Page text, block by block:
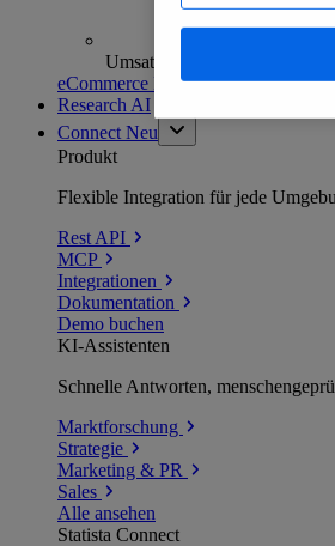
Umsatzanalysen und -
eCommerce Insights entdecken
Research AI
Connect Neu
Produkt
Flexible Integration für jede
Rest API
MCP
Integrationen
Dokumentation
Demo buchen
KI-Assistenten
Schnelle Antworten,
Marktforschung
Strategie
Marketing & PR
Sales
Alle ansehen
Statista Connect